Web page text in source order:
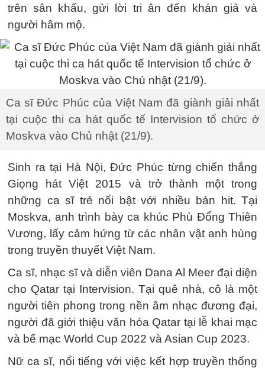
trên sân khấu, gửi lời tri ân đến khán giả và
người hâm mộ.
Ca sĩ Đức Phúc của Việt Nam đã giành giải nhất
tại cuộc thi ca hát quốc tế Intervision tổ chức ở
Moskva vào Chủ nhật (21/9).
Sinh ra tại Hà Nội, Đức Phúc từng chiến thắng
Giọng hát Việt 2015 và trở thành một trong
những ca sĩ trẻ nổi bật với nhiều bản hit. Tại
Moskva, anh trình bày ca khúc Phù Đổng Thiên
Vương, lấy cảm hứng từ các nhân vật anh hùng
trong truyền thuyết Việt Nam.
Ca sĩ, nhạc sĩ và diễn viên Dana Al Meer đại diện
cho Qatar tại Intervision. Tại quê nhà, cô là một
người tiên phong trong nền âm nhạc đương đại,
người đã giới thiệu văn hóa Qatar tại lễ khai mạc
và bế mạc World Cup 2022 và Asian Cup 2023.
Nữ ca sĩ, nổi tiếng với việc kết hợp truyền thống